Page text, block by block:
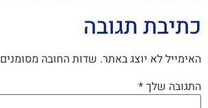
כתיבת תגובה
האימייל לא יוצג באתר. שדות החובה מסומנים
התגובה שלך*